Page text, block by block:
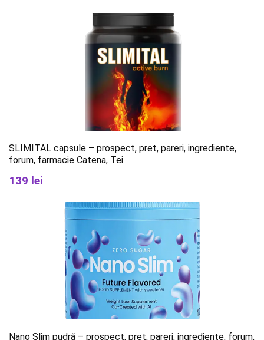
SLIMITAL capsule – prospect, pret, pareri, ingrediente,
forum, farmacie Catena, Tei
139 lei
Nano Slim pudră – prospect, pret, pareri, ingrediente, forum,